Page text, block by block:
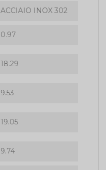
ACCIAIO INOX 302
0.97
18.29
9.53
19.05
9.74